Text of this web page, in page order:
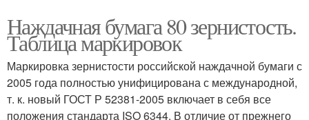
Наждачная бумага 80 зернистость.
Таблица маркировок
Маркировка зернистости российской наждачной бумаги с
2005 года полностью унифицирована с международной,
т. к. новый ГОСТ Р 52381-2005 включает в себя все
положения стандарта ISO 6344. В отличие от прежнего